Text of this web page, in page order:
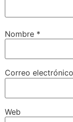
Nombre *
Correo electrónico
Web